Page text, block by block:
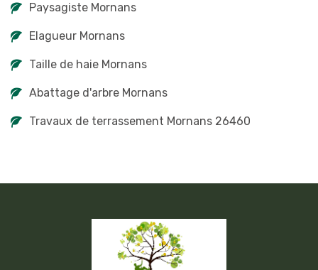
Paysagiste Mornans
Elagueur Mornans
Taille de haie Mornans
Abattage d'arbre Mornans
Travaux de terrassement Mornans 26460